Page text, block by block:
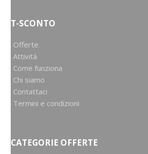
T-SCONTO
Offerte
Attività
Come funziona
Chi siamo
Contattaci
Termini e condizioni
CATEGORIE OFFERTE